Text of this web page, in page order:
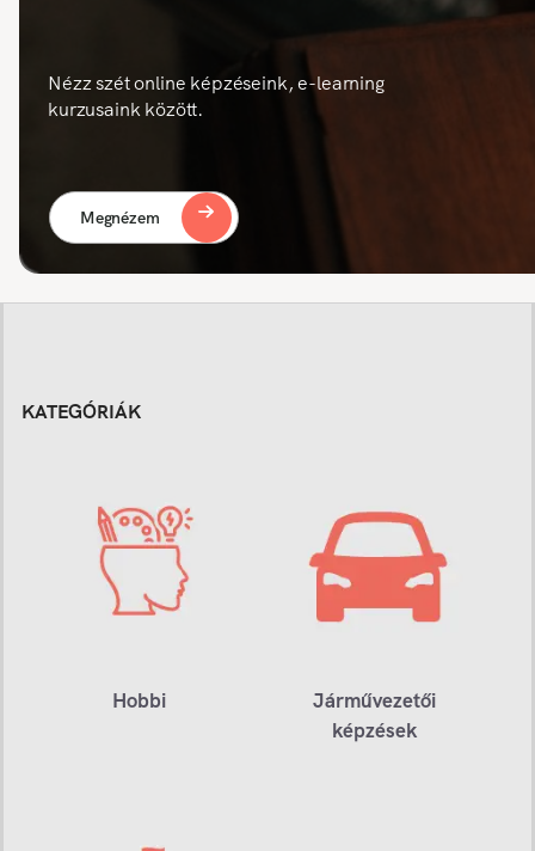
Nézz szét online képzéseink, e-learning
kurzusaink között.
Megnézem
KATEGÓRIÁK
Hobbi
Járművezetői
képzések